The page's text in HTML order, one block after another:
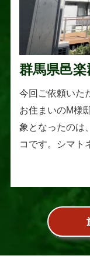
群馬県邑
トネリコ
今回ご依頼いた
お住まいのM様
象となったのは
コです。シマト